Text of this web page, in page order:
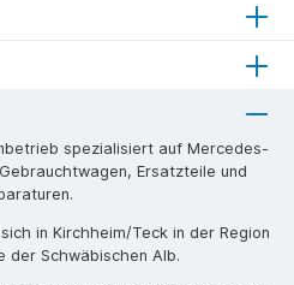
spezialisiert auf Mercedes-
Ersatzteile und
in Kirchheim/Teck in der Region
der Schwäbischen Alb.